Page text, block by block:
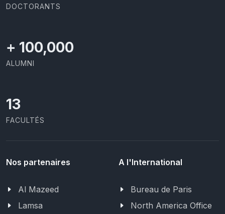
DOCTORANTS
+ 100,000
ALUMNI
13
FACULTÉS
Nos partenaires
Al Mazeed
Lamsa
A l'International
Bureau de Paris
North America Office